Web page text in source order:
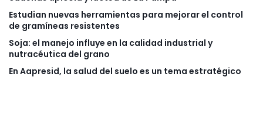
Estudian nuevas herramientas para mejorar el control
de gramíneas resistentes
Soja: el manejo influye en la calidad industrial y
nutracéutica del grano
En Aapresid, la salud del suelo es un tema estratégico